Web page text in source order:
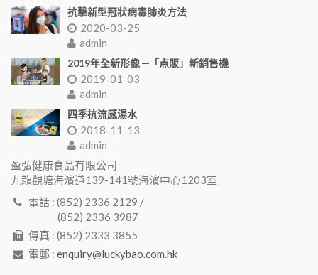
抗擊新型冠狀病毒肺炎方法
2020-03-25
admin
2019年全新形像 ─「点販」新銷售機
2019-01-03
admin
四季抗流感湯水
2018-11-13
admin
盈弘健康食品有限公司
九龍觀塘海濱道139-141號海濱中心1203室
電話 : (852) 2336 2129 /
(852) 2336 3987
傳真 : (852) 2333 3855
電郵 : enquiry@luckybao.com.hk